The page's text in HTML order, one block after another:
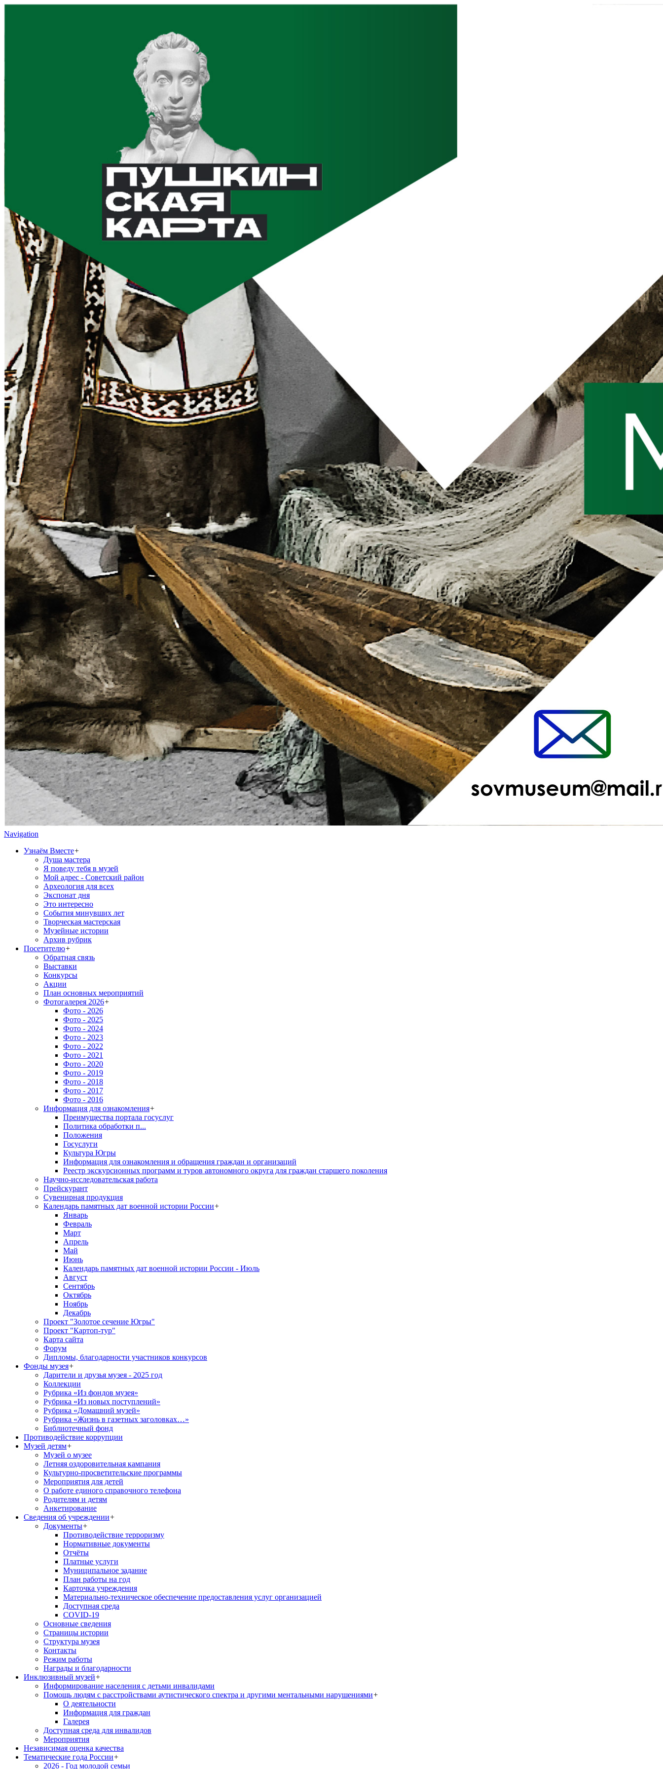
Navigation
Узнаём Вместе+
Душа мастера
Я поведу тебя в музей
Мой адрес - Советский район
Археология для всех
Экспонат дня
Это интересно
События минувших лет
Творческая мастерская
Музейные истории
Архив рубрик
Посетителю+
Обратная связь
Выставки
Конкурсы
Акции
План основных мероприятий
Фотогалерея 2026+
Фото - 2026
Фото - 2025
Фото - 2024
Фото - 2023
Фото - 2022
Фото - 2021
Фото - 2020
Фото - 2019
Фото - 2018
Фото - 2017
Фото - 2016
Информация для ознакомления+
Преимущества портала госуслуг
Политика обработки п...
Положения
Госуслуги
Культура Югры
Информация для ознакомления и обращения граждан и организаций
Реестр экскурсионных программ и туров автономного округа для граждан старшего поколения
Научно-исследовательская работа
Прейскурант
Сувенирная продукция
Календарь памятных дат военной истории России+
Январь
Февраль
Март
Апрель
Май
Июнь
Календарь памятных дат военной истории России - Июль
Август
Сентябрь
Октябрь
Ноябрь
Декабрь
Проект "Золотое сечение Югры"
Проект "Картоп-тур"
Карта сайта
Форум
Дипломы, благодарности участников конкурсов
Фонды музея+
Дарители и друзья музея - 2025 год
Коллекции
Рубрика «Из фондов музея»
Рубрика «Из новых поступлений»
Рубрика «Домашний музей»
Рубрика «Жизнь в газетных заголовках…»
Библиотечный фонд
Противодействие коррупции
Музей детям+
Музей о музее
Летняя оздоровительная кампания
Культурно-просветительские программы
Мероприятия для детей
О работе единого справочного телефона
Родителям и детям
Анкетирование
Сведения об учреждении+
Документы+
Противодействие терроризму
Нормативные документы
Отчёты
Платные услуги
Муниципальное задание
План работы на год
Карточка учреждения
Материально-техническое обеспечение предоставления услуг организацией
Доступная среда
COVID-19
Основные сведения
Страницы истории
Структура музея
Контакты
Режим работы
Награды и благодарности
Инклюзивный музей+
Информирование населения с детьми инвалидами
Помощь людям с расстройствами аутистического спектра и другими ментальными нарушениями+
О деятельности
Информация для граждан
Галерея
Доступная среда для инвалидов
Мероприятия
Независимая оценка качества
Тематические года России+
2026 - Год молодой семьи